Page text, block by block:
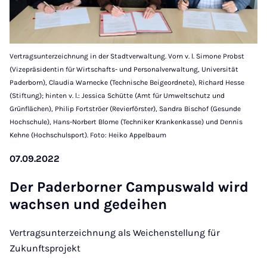
Vertragsunterzeichnung in der Stadtverwaltung. Vorn v. l. Simone Probst
(Vizepräsidentin für Wirtschafts- und Personalverwaltung, Universität
Paderborn), Claudia Warnecke (Technische Beigeordnete), Richard Hesse
(Stiftung); hinten v. l.: Jessica Schütte (Amt für Umweltschutz und
Grünflächen), Philip Fortströer (Revierförster), Sandra Bischof (Gesunde
Hochschule), Hans-Norbert Blome (Techniker Krankenkasse) und Dennis
Kehne (Hochschulsport). Foto: Heiko Appelbaum
07.09.2022
Der Pa­der­bor­ner Cam­pus­wald wird
wach­sen und ge­dei­hen
Vertragsunterzeichnung als Weichenstellung für
Zukunftsprojekt